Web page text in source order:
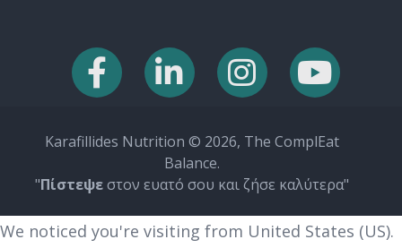
Karafillides Nutrition © 2026, The ComplEat
Balance.
"Πίστεψεστον ευατό σου και ζήσε καλύτερα"
We noticed you're visiting from United States (US).